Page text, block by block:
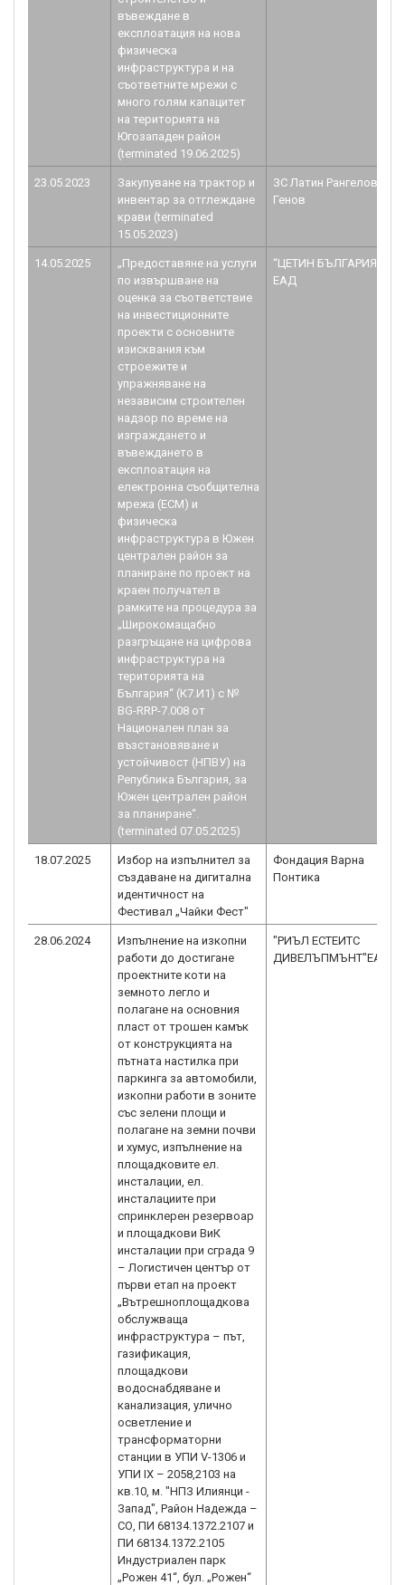
въвеждане в
експлоатация на нова
физическа
инфраструктура и на
съответните мрежи с
много голям капацитет
на територията на
Югозападен район
(terminated 19.06.2025)
23.05.2023
Закупуване на трактор и
инвентар за отглеждане
крави (terminated
15.05.2023)
ЗС Латин Рангелов
Генов
14.05.2025
„Предоставяне на услуги
по извършване на
оценка за съответствие
на инвестиционните
проекти с основните
изисквания към
строежите и
упражняване на
независим строителен
надзор по време на
изграждането и
въвеждането в
експлоатация на
електронна съобщителна
мрежа (ЕСМ) и
физическа
инфраструктура в Южен
централен район за
планиране по проект на
краен получател в
рамките на процедура за
„Широкомащабно
разгръщане на цифрова
инфраструктура на
територията на
България“ (К7.И1) с №
BG-RRP-7.008 от
Национален план за
възстановяване и
устойчивост (НПВУ) на
Република България, за
Южен централен район
за планиране“.
(terminated 07.05.2025)
“ЦЕТИН БЪЛГАРИЯ”
ЕАД
18.07.2025
Избор на изпълнител за
създаване на дигитална
идентичност на
Фестивал „Чайки Фест"
Фондация Варна
Понтика
28.06.2024
Изпълнение на изкопни
работи до достигане
проектните коти на
земното легло и
полагане на основния
пласт от трошен камък
от конструкцията на
пътната настилка при
паркинга за автомобили,
изкопни работи в зоните
със зелени площи и
полагане на земни почви
и хумус, изпълнение на
площадковите ел.
инсталации, ел.
инсталациите при
спринклерен резервоар
и площадкови ВиК
инсталации при сграда 9
– Логистичен център от
първи етап на проект
„Вътрешноплощадкова
обслужваща
инфраструктура – път,
газификация,
площадкови
водоснабдяване и
канализация, улично
осветление и
трансформаторни
станции в УПИ V-1306 и
УПИ IX – 2058,2103 на
кв.10, м. "НПЗ Илиянци -
Запад", Район Надежда –
СО, ПИ 68134.1372.2107 и
ПИ 68134.1372.2105
Индустриален парк
„Рожен 41“, бул. „Рожен“
"РИЪЛ ЕСТЕИТС
ДИВЕЛЪПМЪНТ"ЕАД